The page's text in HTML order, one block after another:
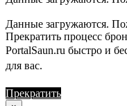
Данные загружаются.
Прекратить процесс
PortalSaun.ru быстро и
для вас.
Прекратить